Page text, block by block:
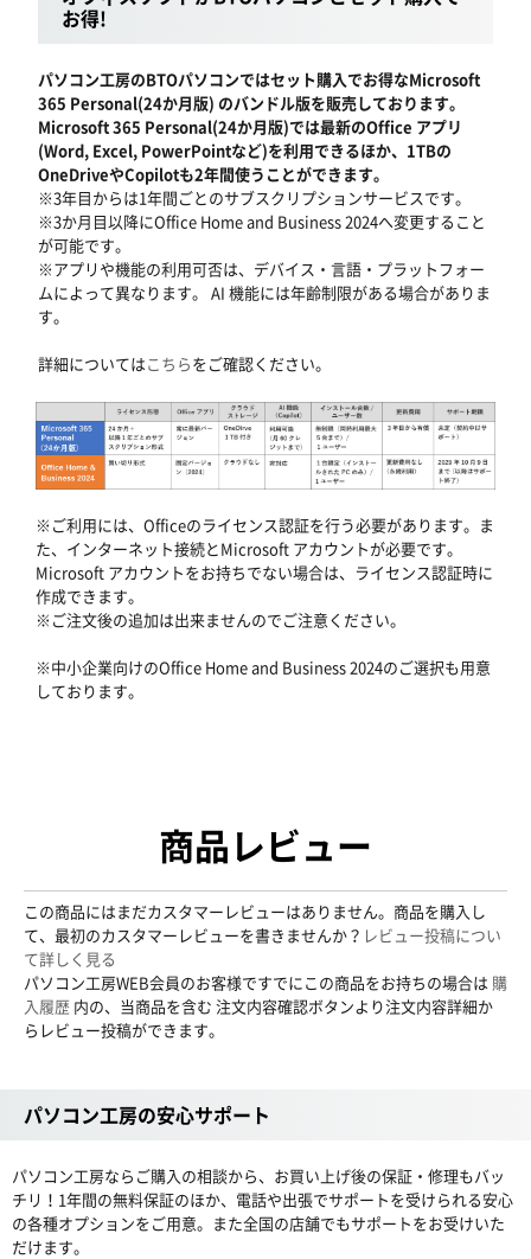
お得!
パソコン工房のBTOパソコンではセット購入でお得なMicrosoft
365 Personal(24か月版) のバンドル版を販売しております。
Microsoft 365 Personal(24か月版)では最新のOffice アプリ
(Word, Excel, PowerPointなど)を利用できるほか、1TBの
OneDriveやCopilotも2年間使うことができます。
※3年目からは1年間ごとのサブスクリプションサービスです。
※3か月目以降にOffice Home and Business 2024へ変更すること
が可能です。
※アプリや機能の利用可否は、デバイス・言語・プラットフォー
ムによって異なります。 AI 機能には年齢制限がある場合がありま
す。
詳細についてはこちらをご確認ください。
※ご利用には、Officeのライセンス認証を行う必要があります。ま
た、インターネット接続とMicrosoft アカウントが必要です。
Microsoft アカウントをお持ちでない場合は、ライセンス認証時に
作成できます。
※ご注文後の追加は出来ませんのでご注意ください。
※中小企業向けのOffice Home and Business 2024のご選択も用意
しております。
商品レビュー
この商品にはまだカスタマーレビューはありません。商品を購入し
て、最初のカスタマーレビューを書きませんか？ レビュー投稿につい
て詳しく見る
パソコン工房WEB会員のお客様ですでにこの商品をお持ちの場合は 購
入履歴 内の、当商品を含む 注文内容確認ボタンより注文内容詳細か
らレビュー投稿ができます。
パソコン工房の安心サポート
パソコン工房ならご購入の相談から、お買い上げ後の保証・修理もバッ
チリ！1年間の無料保証のほか、電話や出張でサポートを受けられる安心
の各種オプションをご用意。また全国の店舗でもサポートをお受けいた
だけます。